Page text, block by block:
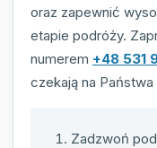
oraz zapewnić
etapie podróży.
numerem +48 531
czekają na Państwa
Zadzwoń